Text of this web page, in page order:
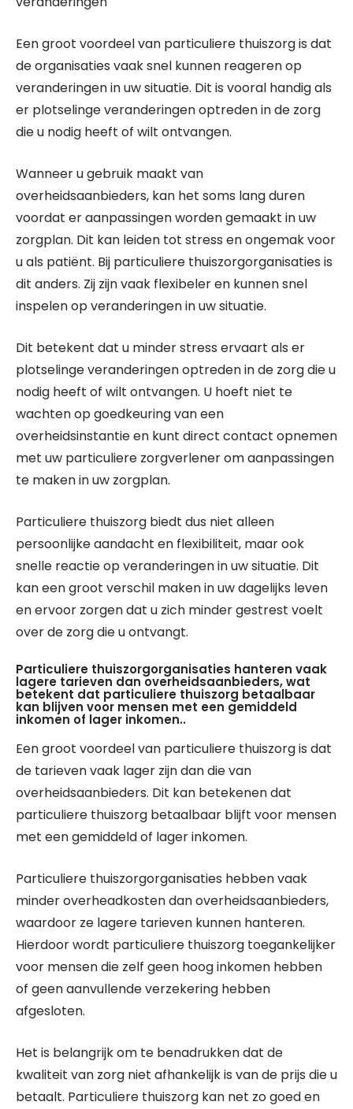
Een groot voordeel van particuliere thuiszorg is dat
de organisaties vaak snel kunnen reageren op
veranderingen in uw situatie. Dit is vooral handig als
er plotselinge veranderingen optreden in de zorg
die u nodig heeft of wilt ontvangen.
Wanneer u gebruik maakt van
overheidsaanbieders, kan het soms lang duren
voordat er aanpassingen worden gemaakt in uw
zorgplan. Dit kan leiden tot stress en ongemak voor
u als patiënt. Bij particuliere thuiszorgorganisaties is
dit anders. Zij zijn vaak flexibeler en kunnen snel
inspelen op veranderingen in uw situatie.
Dit betekent dat u minder stress ervaart als er
plotselinge veranderingen optreden in de zorg die u
nodig heeft of wilt ontvangen. U hoeft niet te
wachten op goedkeuring van een
overheidsinstantie en kunt direct contact opnemen
met uw particuliere zorgverlener om aanpassingen
te maken in uw zorgplan.
Particuliere thuiszorg biedt dus niet alleen
persoonlijke aandacht en flexibiliteit, maar ook
snelle reactie op veranderingen in uw situatie. Dit
kan een groot verschil maken in uw dagelijks leven
en ervoor zorgen dat u zich minder gestrest voelt
over de zorg die u ontvangt.
Particuliere thuiszorgorganisaties hanteren vaak
lagere tarieven dan overheidsaanbieders, wat
betekent dat particuliere thuiszorg betaalbaar
kan blijven voor mensen met een gemiddeld
inkomen of lager inkomen..
Een groot voordeel van particuliere thuiszorg is dat
de tarieven vaak lager zijn dan die van
overheidsaanbieders. Dit kan betekenen dat
particuliere thuiszorg betaalbaar blijft voor mensen
met een gemiddeld of lager inkomen.
Particuliere thuiszorgorganisaties hebben vaak
minder overheadkosten dan overheidsaanbieders,
waardoor ze lagere tarieven kunnen hanteren.
Hierdoor wordt particuliere thuiszorg toegankelijker
voor mensen die zelf geen hoog inkomen hebben
of geen aanvullende verzekering hebben
afgesloten.
Het is belangrijk om te benadrukken dat de
kwaliteit van zorg niet afhankelijk is van de prijs die u
betaalt. Particuliere thuiszorg kan net zo goed en